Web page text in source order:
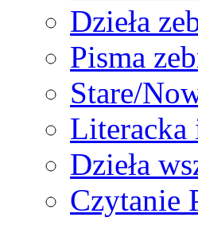
Dzieła
Pisma
Stare/
Literacka
Dzieła
Czytanie